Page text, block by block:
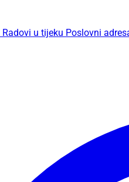
Radovi u tijeku Poslovni